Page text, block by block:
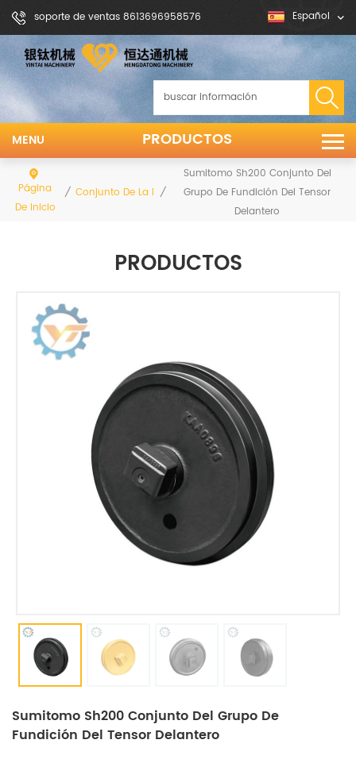
soporte de ventas 8613696958576 Español
PRODUCTOS
MENU
Página
De Inicio
/ Conjunto De La Rueda Delantera
/
Sumitomo Sh200 Conjunto Del
Grupo De Fundición Del Tensor
Delantero
PRODUCTOS
Sumitomo Sh200 Conjunto Del Grupo De
Fundición Del Tensor Delantero